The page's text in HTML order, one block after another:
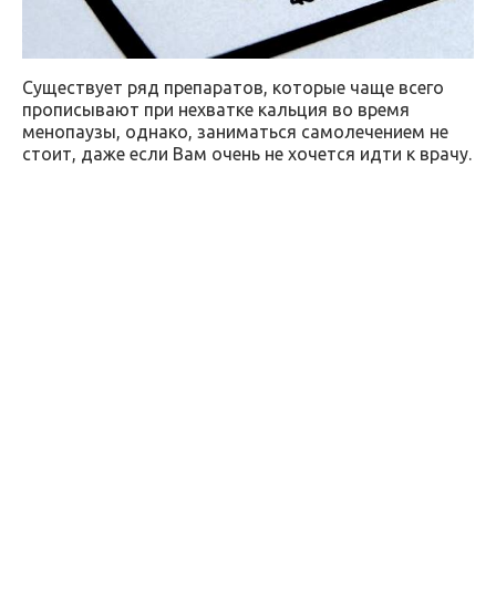
Существует ряд препаратов, которые чаще всего
прописывают при нехватке кальция во время
менопаузы, однако, заниматься самолечением не
стоит, даже если Вам очень не хочется идти к врачу.